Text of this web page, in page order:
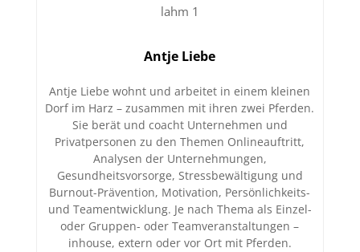
Antje Liebe
Antje Liebe wohnt und arbeitet in einem kleinen
Dorf im Harz – zusammen mit ihren zwei Pferden.
Sie berät und coacht Unternehmen und
Privatpersonen zu den Themen Onlineauftritt,
Analysen der Unternehmungen,
Gesundheitsvorsorge, Stressbewältigung und
Burnout-Prävention, Motivation, Persönlichkeits-
und Teamentwicklung. Je nach Thema als Einzel-
oder Gruppen- oder Teamveranstaltungen –
inhouse, extern oder vor Ort mit Pferden.